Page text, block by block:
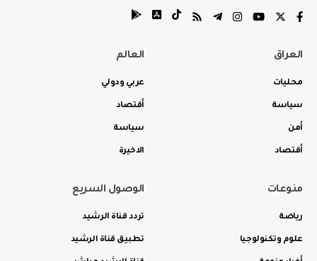
العراق
محليات
سياسة
أمن
أقتصاد
العالم
عربي ودولي
أقتصاد
سياسة
الاخيرة
منوعات
رياضة
علوم وتكنولوجيا
الوصول السريع
تردد قناة الرشيد
تطبيق قناة الرشيد